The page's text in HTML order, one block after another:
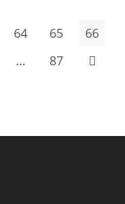
64 65
66
… 87